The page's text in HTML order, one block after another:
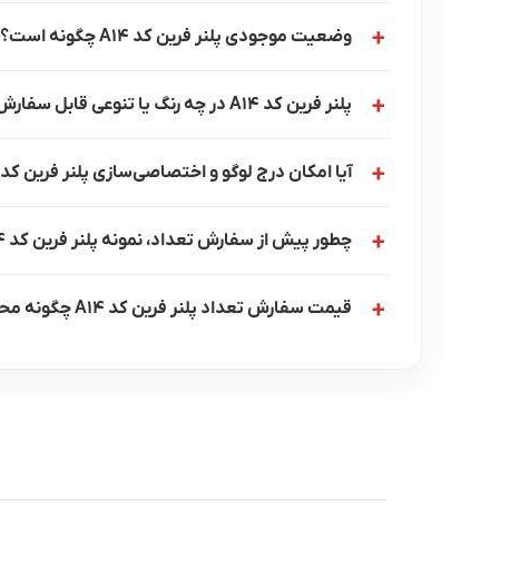
وضعیت موجودی پلنر فرین کد A14 چگونه است؟
پلنر فرین کد A14 در چه رنگ یا تنوعی قابل سفارش است؟
آیا امکان درج لوگو و اختصاصی‌سازی پلنر فرین کد A14 وجود دارد؟
چطور پیش از سفارش تعداد، نمونه پلنر فرین کد A14 را بررسی کنم؟
قیمت سفارش تعداد پلنر فرین کد A14 چگونه محاسبه می‌شود؟